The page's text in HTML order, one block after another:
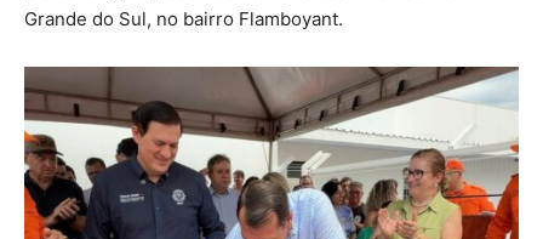
Grande do Sul, no bairro Flamboyant.